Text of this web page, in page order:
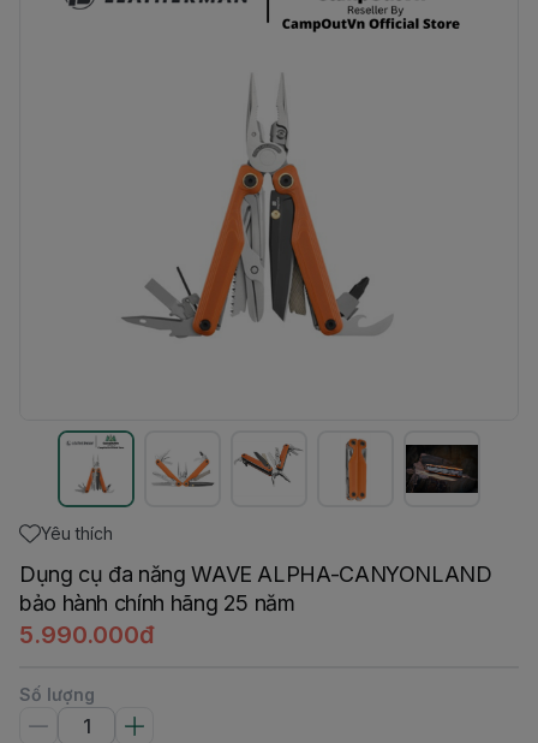
Yêu thích
Dụng cụ đa năng WAVE ALPHA-CANYONLAND
bảo hành chính hãng 25 năm
5.990.000đ
Số lượng